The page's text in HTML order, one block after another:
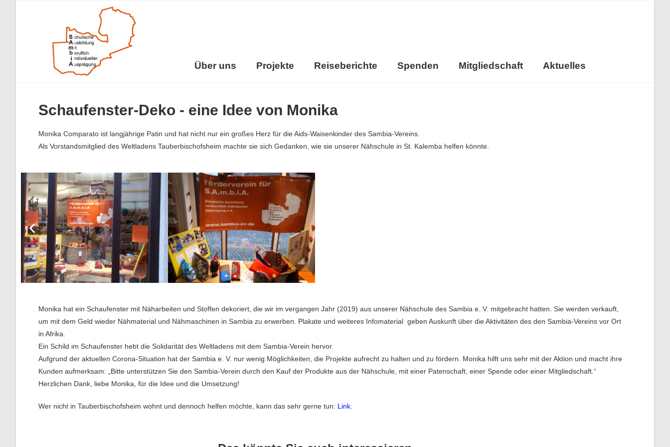
Über uns Projekte Reiseberichte Spenden Mitgliedschaft Aktuelles
Schaufenster-Deko - eine Idee von Monika
Monika Comparato ist langjährige Patin und hat nicht nur ein großes Herz für die Aids-Waisenkinder des Sambia-Vereins.
Als Vorstandsmitglied des Weltladens Tauberbischofsheim machte sie sich Gedanken, wie sie unserer Nähschule in St. Kalemba helfen könnte.
Monika hat ein Schaufenster mit Näharbeiten und Stoffen dekoriert, die wir im vergangen Jahr (2019) aus unserer Nähschule des Sambia e. V. mitgebracht hatten. Sie werden verkauft,
um mit dem Geld wieder Nähmaterial und Nähmaschinen in Sambia zu erwerben. Plakate und weiteres Infomaterial geben Auskunft über die Aktivitäten des den Sambia-Vereins vor Ort
in Afrika.
Ein Schild im Schaufenster hebt die Solidarität des Weltladens mit dem Sambia-Verein hervor.
Aufgrund der aktuellen Corona-Situation hat der Sambia e. V. nur wenig Möglichkeiten, die Projekte aufrecht zu halten und zu fördern. Monika hilft uns sehr mit der Aktion und macht ihre
Kunden aufmerksam: „Bitte unterstützen Sie den Sambia-Verein durch den Kauf der Produkte aus der Nähschule, mit einer Patenschaft, einer Spende oder einer Mitgliedschaft.“
Herzlichen Dank, liebe Monika, für die Idee und die Umsetzung!
Wer nicht in Tauberbischofsheim wohnt und dennoch helfen möchte, kann das sehr gerne tun: Link.